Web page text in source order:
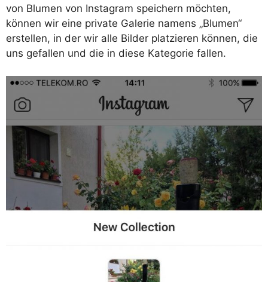
von Blumen von Instagram speichern möchten,
können wir eine private Galerie namens „Blumen“
erstellen, in der wir alle Bilder platzieren können, die
uns gefallen und die in diese Kategorie fallen.